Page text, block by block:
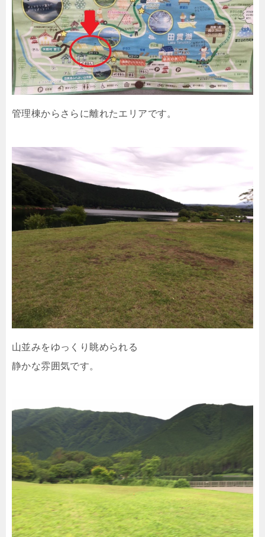
管理棟からさらに離れたエリアです。
山並みをゆっくり眺められる
静かな雰囲気です。